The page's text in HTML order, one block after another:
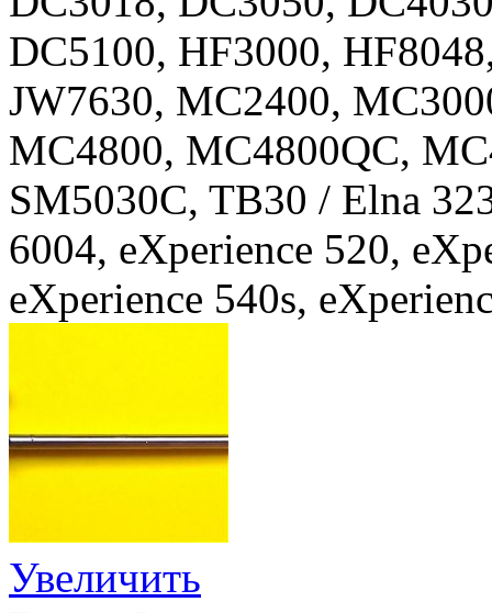
DC5100, HF3000,
JW7630, MC2400,
MC4800, MC4800QC,
SM5030C, TB30 / Elna
6004, eXperience 520,
eXperience 540s,
Увеличить